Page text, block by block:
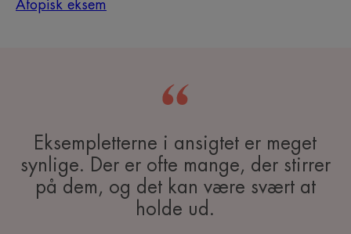
Atopisk eksem
Eksempletterne i ansigtet er meget
synlige. Der er ofte mange, der stirrer
på dem, og det kan være svært at
holde ud.